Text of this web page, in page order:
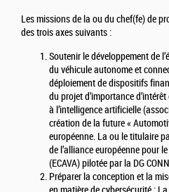
Les missions de la ou du chef(fe) de
des trois axes suivants :
Soutenir le développement de
du véhicule autonome et
déploiement de dispositifs
du projet d’importance
à l’intelligence artificielle
création de la future «
européenne. La ou le titulaire
de l’alliance européenne pour
(ECAVA) pilotée par la DG
Préparer la conception et la